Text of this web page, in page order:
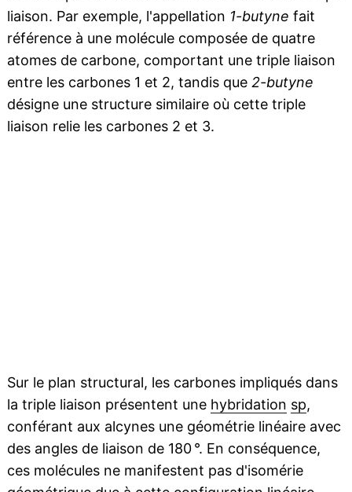
liaison. Par exemple, l'appellation 1-butyne fait
référence à une molécule composée de quatre
atomes de carbone, comportant une triple liaison
entre les carbones 1 et 2, tandis que 2-butyne
désigne une structure similaire où cette triple
liaison relie les carbones 2 et 3.
Sur le plan structural, les carbones impliqués dans
la triple liaison présentent une hybridation sp,
conférant aux alcynes une géométrie linéaire avec
des angles de liaison de 180 °. En conséquence,
ces molécules ne manifestent pas d'isomérie